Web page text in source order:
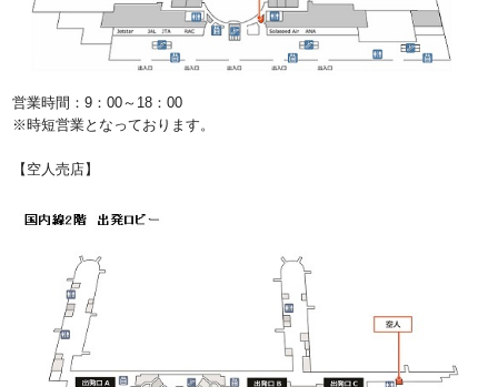
営業時間：9：00～18：00
※時短営業となっております。
【空人売店】